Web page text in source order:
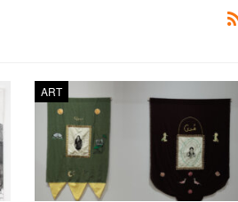
ART